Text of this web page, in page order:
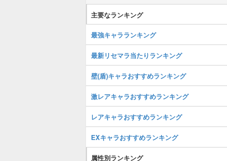
主要なランキング
最強キャラランキング
最新リセマラ当たりランキング
壁(盾)キャラおすすめランキング
激レアキャラおすすめランキング
レアキャラおすすめランキング
EXキャラおすすめランキング
属性別ランキング